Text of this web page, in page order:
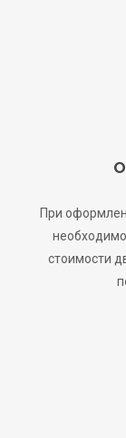
При
стоимости